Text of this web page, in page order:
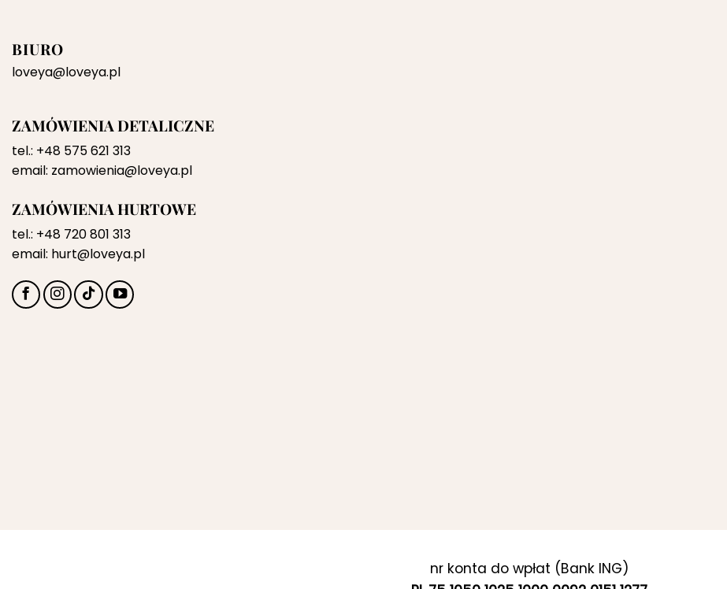
BIURO
loveya@loveya.pl
ZAMÓWIENIA DETALICZNE
tel.: +48 575 621 313
email: zamowienia@loveya.pl
ZAMÓWIENIA HURTOWE
tel.: +48 720 801 313
email: hurt@loveya.pl
nr konta do wpłat (Bank ING)